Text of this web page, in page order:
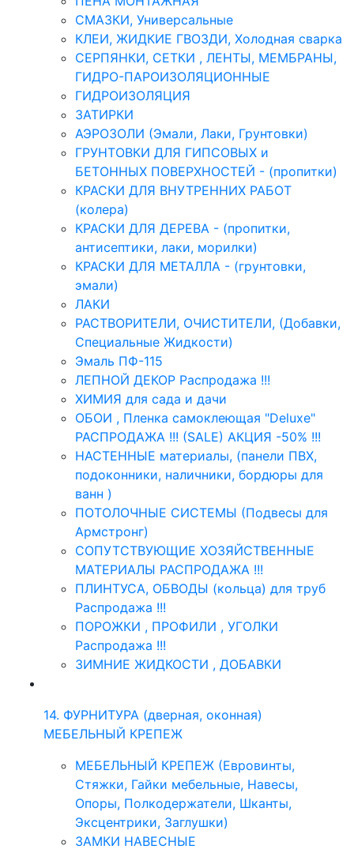
СМАЗКИ, Универсальные
КЛЕИ, ЖИДКИЕ ГВОЗДИ, Холодная сварка
СЕРПЯНКИ, СЕТКИ , ЛЕНТЫ, МЕМБРАНЫ,
ГИДРО-ПАРОИЗОЛЯЦИОННЫЕ
ГИДРОИЗОЛЯЦИЯ
ЗАТИРКИ
АЭРОЗОЛИ (Эмали, Лаки, Грунтовки)
ГРУНТОВКИ ДЛЯ ГИПСОВЫХ и
БЕТОННЫХ ПОВЕРХНОСТЕЙ - (пропитки)
КРАСКИ ДЛЯ ВНУТРЕННИХ РАБОТ
(колера)
КРАСКИ ДЛЯ ДЕРЕВА - (пропитки,
антисептики, лаки, морилки)
КРАСКИ ДЛЯ МЕТАЛЛА - (грунтовки,
эмали)
ЛАКИ
РАСТВОРИТЕЛИ, ОЧИСТИТЕЛИ, (Добавки,
Специальные Жидкости)
Эмаль ПФ-115
ЛЕПНОЙ ДЕКОР Распродажа !!!
ХИМИЯ для сада и дачи
ОБОИ , Пленка самоклеющая "Deluxe"
РАСПРОДАЖА !!! (SALE) АКЦИЯ -50% !!!
НАСТЕННЫЕ материалы, (панели ПВХ,
подоконники, наличники, бордюры для
ванн )
ПОТОЛОЧНЫЕ СИСТЕМЫ (Подвесы для
Армстронг)
СОПУТСТВУЮЩИЕ ХОЗЯЙСТВЕННЫЕ
МАТЕРИАЛЫ РАСПРОДАЖА !!!
ПЛИНТУСА, ОБВОДЫ (кольца) для труб
Распродажа !!!
ПОРОЖКИ , ПРОФИЛИ , УГОЛКИ
Распродажа !!!
ЗИМНИЕ ЖИДКОСТИ , ДОБАВКИ
14. ФУРНИТУРА (дверная, оконная)
МЕБЕЛЬНЫЙ КРЕПЕЖ
МЕБЕЛЬНЫЙ КРЕПЕЖ (Евровинты,
Стяжки, Гайки мебельные, Навесы,
Опоры, Полкодержатели, Шканты,
Эксцентрики, Заглушки)
ЗАМКИ НАВЕСНЫЕ